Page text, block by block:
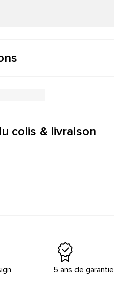
colis & livraison
5 ans de garantie